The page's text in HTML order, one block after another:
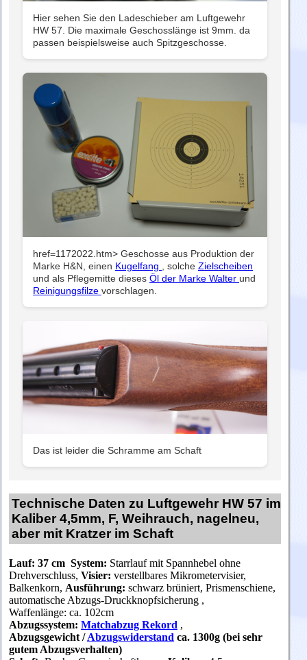
Hier sehen Sie den Ladeschieber am Luftgewehr
HW 57. Die maximale Geschosslänge ist 9mm. da
passen beispielsweise auch Spitzgeschosse.
href=1172022.htm> Geschosse aus Produktion der
Marke H&N, einen Kugelfang , solche Zielscheiben
und als Pflegemitte dieses Öl der Marke Walter und
Reinigungsfilze vorschlagen.
Das ist leider die Schramme am Schaft
Technische Daten zu Luftgewehr HW 57 im
Kaliber 4,5mm, F, Weihrauch, nagelneu,
aber mit Kratzer im Schaft
Lauf: 37 cm System: Starrlauf mit Spannhebel ohne
Drehverschluss, Visier: verstellbares Mikrometervisier,
Balkenkorn, Ausführung: schwarz brüniert, Prismenschiene,
automatische Abzugs-Druckknopfsicherung ,
Waffenlänge: ca. 102cm
Abzugssystem: Matchabzug Rekord ,
Abzugsgewicht /Abzugswiderstand ca. 1300g (bei sehr
gutem Abzugsverhalten)